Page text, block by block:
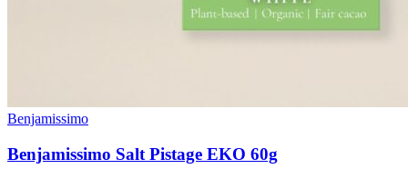
Benjamissimo
Benjamissimo Salt Pistage EKO 60g